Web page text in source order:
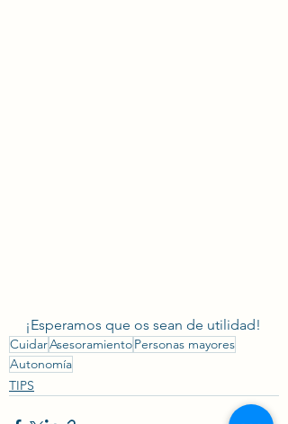
¡Esperamos que os sean de utilidad!
CuidarAsesoramientoPersonas mayores
Autonomía
TIPS